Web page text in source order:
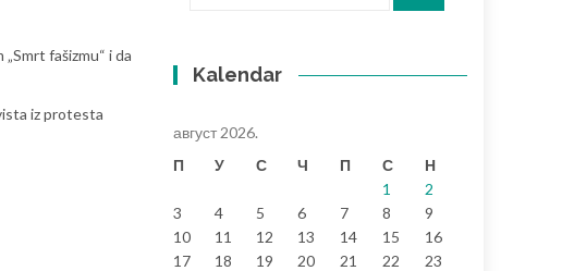
fašizmu“ i da
iz protesta
Kalendar
август 2026.
П
У С Ч П С
Н
1
2
3
4 5 6 7 8
9
10
11 12 13 14 15
16
17
18 19 20 21 22
23